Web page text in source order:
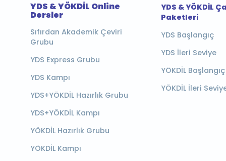
YDS & YÖKDİL Online
Dersler
Sıfırdan Akademik Çeviri
Grubu
YDS Express Grubu
YDS Kampı
YDS+YÖKDİL Hazırlık Grubu
YDS+YÖKDİL Kampı
YÖKDİL Hazırlık Grubu
YÖKDİL Kampı
YDS & YÖKDİL
Paketleri
YDS Başlangıç
YDS İleri Seviye
YÖKDİL Başlangıç
YÖKDİL İleri